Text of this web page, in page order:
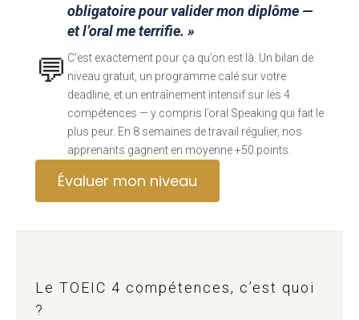
💬
obligatoire pour valider mon diplôme —
et l’oral me terrifie. »
C’est exactement pour ça qu’on est là. Un bilan de
niveau gratuit, un programme calé sur votre
deadline, et un entraînement intensif sur les 4
compétences — y compris l’oral Speaking qui fait le
plus peur. En 8 semaines de travail régulier, nos
apprenants gagnent en moyenne +50 points.
Évaluer mon niveau
Le TOEIC 4 compétences, c’est quoi
?